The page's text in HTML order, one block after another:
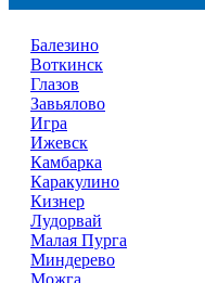
Балезино
Воткинск
Глазов
Завьялово
Игра
Ижевск
Камбарка
Каракулино
Кизнер
Лудорвай
Малая Пурга
Миндерево
Можга